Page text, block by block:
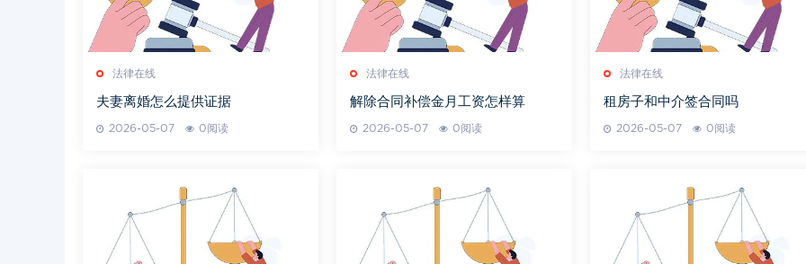
法律在线
夫妻离婚怎么提供证据
2026-05-07 0阅读
法律在线
解除合同补偿金月工资怎样算
2026-05-07 0阅读
法律在线
租房子和中介签合同吗
2026-05-07 0阅读